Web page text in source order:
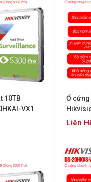
10TB
VX1
Ổ cứng
Liên